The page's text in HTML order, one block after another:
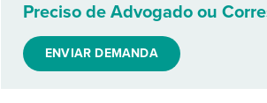
Preciso de Advogado ou
ENVIAR DEMANDA